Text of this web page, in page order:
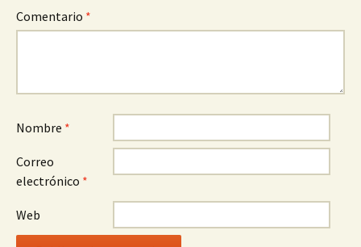
Comentario *
Nombre *
Correo
electrónico *
Web